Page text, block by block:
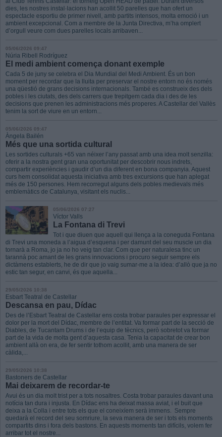
dies, les nostres instal·lacions han acollit 50 parelles que han ofert un
espectacle esportiu de primer nivell, amb partits intensos, molta emoció i un
ambient excepcional. Com a membre de la Junta Directiva, m’ha omplert
d’orgull veure com dues parelles locals arribaven...
05/06/2026 09:47
Núria Ribell Rodríguez
El medi ambient comença donant exemple
Cada 5 de juny se celebra el Dia Mundial del Medi Ambient. És un bon
moment per recordar que la lluita per preservar el nostre entorn no és només
una qüestió de grans decisions internacionals. També es construeix des dels
pobles i les ciutats, des dels carrers que trepitgem cada dia i des de les
decisions que prenen les administracions més properes. A Castellar del Vallès
tenim la sort de viure en un entorn...
05/06/2026 09:47
Àngela Bailén
Més que una sortida cultural
Les sortides culturals +65 van néixer l’any passat amb una idea molt senzilla:
oferir a la nostra gent gran una oportunitat per descobrir nous indrets,
compartir experiències i gaudir d’un dia diferent en bona companyia. Aquest
curs hem consolidat aquesta iniciativa amb tres excursions que han aplegat
més de 150 persones. Hem recorregut alguns dels pobles medievals més
emblemàtics de Catalunya, visitant els nuclis...
05/06/2026 07:27
Víctor Valls
La Fontana di Trevi
Tot i que diuen que aquell qui llença a la coneguda Fontana
di Trevi una moneda a l’aigua d’esquena i per damunt del seu muscle un dia
tornarà a Roma, jo ja no ho veig tan clar. Com que per naturalesa tinc un
tarannà poc amant de les grans innovacions i procuro seguir sempre els
dictàmens establerts, he de dir que jo vaig sumar-me a la idea: d’allò que ja no
estic tan segur, en canvi, és que aquella...
29/05/2026 10:38
Esbart Teatral de Castellar
Descansa en pau, Dídac
Des de l’Esbart Teatral de Castellar ens costa trobar paraules per expressar el
dolor per la mort del Dídac, membre de l’entitat. Va formar part de la secció de
Diables, de Tucantam Drums i de l’equip de tècnics, però sobretot va formar
part de la vida de molta gent d’aquesta casa. Tenia la capacitat de crear bon
ambient allà on era, de fer sentir tothom acollit, amb una manera de ser
càlida,...
29/05/2026 10:38
Bastoners de Castellar
Mai deixarem de recordar-te
Avui és un dia molt trist per a tots nosaltres. Costa trobar paraules davant una
notícia tan dura i injusta. En Dídac ens ha deixat massa aviat, i el buit que
deixa a la Colla i entre tots els que el coneixíem serà immens. Sempre
quedarà el record del seu somriure, la seva manera de ser i tots els moments
compartits dins i fora dels bastons. En aquests moments tan difícils, volem fer
arribar tot el nostre...